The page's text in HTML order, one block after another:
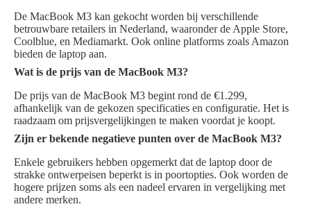
De MacBook M3 kan gekocht worden bij verschillende
betrouwbare retailers in Nederland, waaronder de Apple Store,
Coolblue, en Mediamarkt. Ook online platforms zoals Amazon
bieden de laptop aan.
Wat is de prijs van de MacBook M3?
De prijs van de MacBook M3 begint rond de €1.299,
afhankelijk van de gekozen specificaties en configuratie. Het is
raadzaam om prijsvergelijkingen te maken voordat je koopt.
Zijn er bekende negatieve punten over de MacBook M3?
Enkele gebruikers hebben opgemerkt dat de laptop door de
strakke ontwerpeisen beperkt is in poortopties. Ook worden de
hogere prijzen soms als een nadeel ervaren in vergelijking met
andere merken.